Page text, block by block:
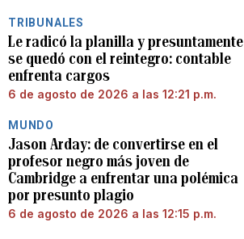
TRIBUNALES
Le radicó la planilla y presuntamente
se quedó con el reintegro: contable
enfrenta cargos
6 de agosto de 2026 a las 12:21 p.m.
MUNDO
Jason Arday: de convertirse en el
profesor negro más joven de
Cambridge a enfrentar una polémica
por presunto plagio
6 de agosto de 2026 a las 12:15 p.m.